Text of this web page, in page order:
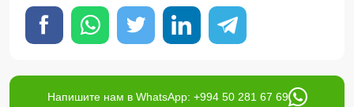
Напишите нам в WhatsApp: +994 50 281 67 69